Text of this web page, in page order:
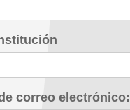
correo electrónico: